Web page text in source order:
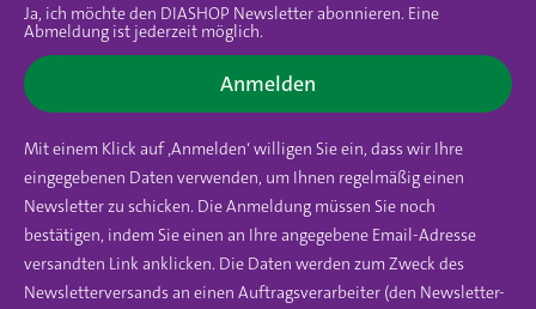
Ja, ich möchte den DIASHOP Newsletter abonnieren. Eine
Abmeldung ist jederzeit möglich.
Anmelden
Mit einem Klick auf ‚Anmelden‘ willigen Sie ein, dass wir Ihre
eingegebenen Daten verwenden, um Ihnen regelmäßig einen
Newsletter zu schicken. Die Anmeldung müssen Sie noch
bestätigen, indem Sie einen an Ihre angegebene Email-Adresse
versandten Link anklicken. Die Daten werden zum Zweck des
Newsletterversands an einen Auftragsverarbeiter (den Newsletter-